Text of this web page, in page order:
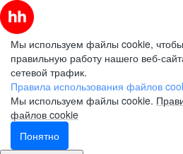
Мы используем файлы cookie,
правильную работу нашего веб-
сетевой трафик.
Правила использования файлов
Мы используем файлы cookie.
файлов cookie
Понятно